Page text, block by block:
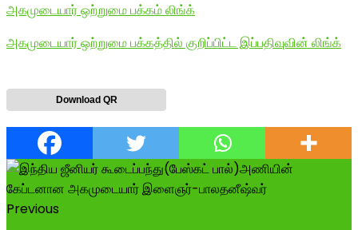
அகமுடையார் ஒற்றுமை பக்கம் லிங்க்
அகமுடையார் ஒற்றுமை பக்கத்தில் குறிப்பிட்ட இப்பதிவுவின் லிங்க்
Download QR
Previous